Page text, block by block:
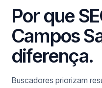
Por que
Campos
diferença.
Buscadores priorizam